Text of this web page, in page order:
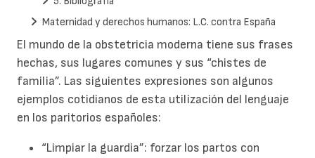
El mundo de la obstetricia moderna tiene sus frases
hechas, sus lugares comunes y sus “chistes de
familia”. Las siguientes expresiones son algunos
ejemplos cotidianos de esta utilización del lenguaje
en los paritorios españoles:
“Limpiar la guardia”: forzar los partos con
Maternidad y derechos humanos: L.C. contra España